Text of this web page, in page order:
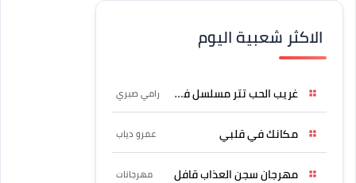
الاكثر شعبية اليوم
غريب الحب تتر مسلسل فرصة رامي صبري
مكانك في قلبي عمرو دياب
مهرجان سجن العذاب قافل مهرجانات